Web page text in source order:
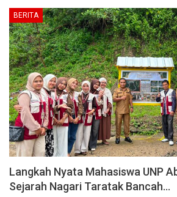
BERITA
Langkah Nyata Mahasiswa UNP
Sejarah Nagari Taratak Bancah…